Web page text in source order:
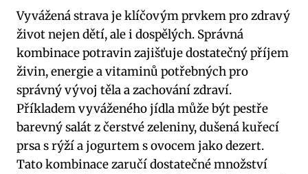
Vyvážená strava ⁢je klíčovým prvkem pro zdravý
život nejen dětí, ale i‌ dospělých. Správná‌
kombinace potravin zajišťuje dostatečný příjem
živin, energie a vitaminů potřebných pro
správný vývoj těla a ⁤zachování ​zdraví.
Příkladem⁢ vyváženého jídla může být pestře
⁤barevný salát z čerstvé zeleniny, dušená⁤ kuřecí
prsa s ‍rýží a jogurtem s​ ovocem jako dezert.
Tato kombinace ​zaručí dostatečné množství